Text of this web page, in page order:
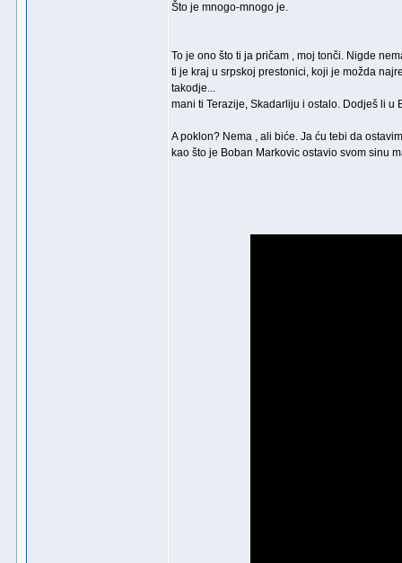
Što je mnogo-mnogo je.
To je ono što ti ja pričam , moj tonči. Nigde
ti je kraj u srpskoj prestonici, koji je možda
takodje...
mani ti Terazije, Skadarliju i ostalo. Dodješ li u
A poklon? Nema , ali biće. Ja ću tebi da
kao što je Boban Markovic ostavio svom sinu